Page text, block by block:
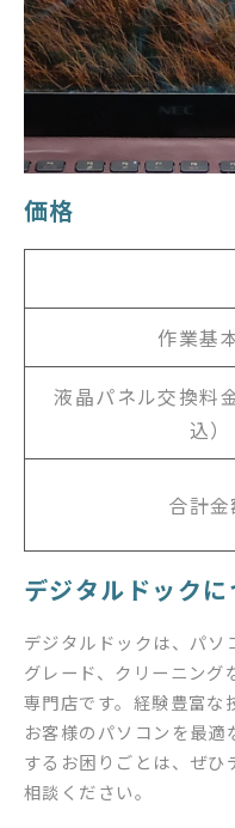
価格
作業基
液晶パネル交換料
込）
合計金
デジタルドックに
デジタルドックは、パ
グレード、クリーニング
専門店です。経験豊富な
お客様のパソコンを最
するお困りごとは、ぜ
相談ください。